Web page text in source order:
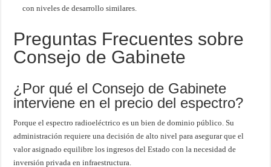
con niveles de desarrollo similares.
Preguntas Frecuentes sobre
Consejo de Gabinete
¿Por qué el Consejo de Gabinete
interviene en el precio del espectro?
Porque el espectro radioeléctrico es un bien de dominio público. Su
administración requiere una decisión de alto nivel para asegurar que el
valor asignado equilibre los ingresos del Estado con la necesidad de
inversión privada en infraestructura.